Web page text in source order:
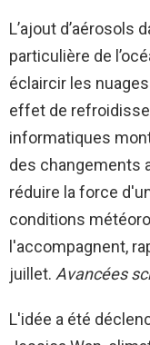
L’ajout d’aérosols
particulière de
éclaircir les
effet de
informatiques
des changements
réduire la force
conditions
l'accompagnent,
juillet. Avancées
L'idée a été